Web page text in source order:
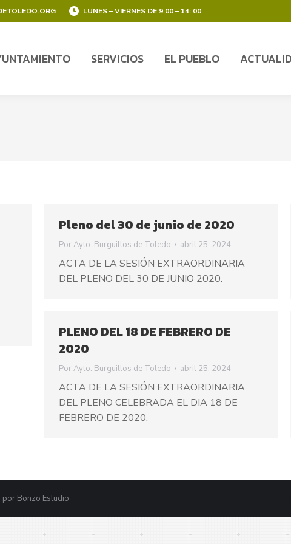
LUNES – VIERNES DE 9:00 – 14: 00
SERVICIOS EL PUEBLO
Pleno del 30 de junio de 2020
PorAyto. Burguillos de Toledo abril 25, 2024
ACTA DE LA SESIÓN EXTRAORDINARIA
DEL PLENO DEL 30 DE JUNIO 2020.
PLENO DEL 18 DE FEBRERO DE
2020
PorAyto. Burguillos de Toledo abril 25, 2024
ACTA DE LA SESIÓN EXTRAORDINARIA
DEL PLENO CELEBRADA EL DIA 18 DE
FEBRERO DE 2020.
por Bonzo Estudio
SERVICIOS EL PUEBLO